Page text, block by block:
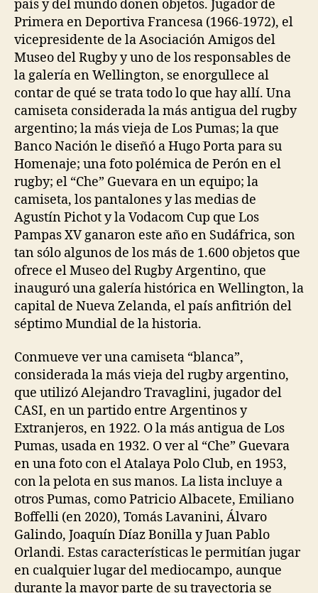
país y del mundo donen objetos. Jugador de
Primera en Deportiva Francesa (1966-1972), el
vicepresidente de la Asociación Amigos del
Museo del Rugby y uno de los responsables de
la galería en Wellington, se enorgullece al
contar de qué se trata todo lo que hay allí. Una
camiseta considerada la más antigua del rugby
argentino; la más vieja de Los Pumas; la que
Banco Nación le diseñó a Hugo Porta para su
Homenaje; una foto polémica de Perón en el
rugby; el “Che” Guevara en un equipo; la
camiseta, los pantalones y las medias de
Agustín Pichot y la Vodacom Cup que Los
Pampas XV ganaron este año en Sudáfrica, son
tan sólo algunos de los más de 1.600 objetos que
ofrece el Museo del Rugby Argentino, que
inauguró una galería histórica en Wellington, la
capital de Nueva Zelanda, el país anfitrión del
séptimo Mundial de la historia.
Conmueve ver una camiseta “blanca”,
considerada la más vieja del rugby argentino,
que utilizó Alejandro Travaglini, jugador del
CASI, en un partido entre Argentinos y
Extranjeros, en 1922. O la más antigua de Los
Pumas, usada en 1932. O ver al “Che” Guevara
en una foto con el Atalaya Polo Club, en 1953,
con la pelota en sus manos. La lista incluye a
otros Pumas, como Patricio Albacete, Emiliano
Boffelli (en 2020), Tomás Lavanini, Álvaro
Galindo, Joaquín Díaz Bonilla y Juan Pablo
Orlandi. Estas características le permitían jugar
en cualquier lugar del mediocampo, aunque
durante la mayor parte de su trayectoria se